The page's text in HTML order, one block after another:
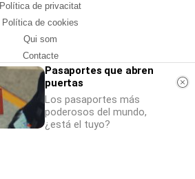
Política de privacitat
Política de cookies
Qui som
Contacte
Xarxes socials
Amb col·laboració de:
Pasaportes que abren
puertas
Los pasaportes más
poderosos del mundo,
¿está el tuyo?